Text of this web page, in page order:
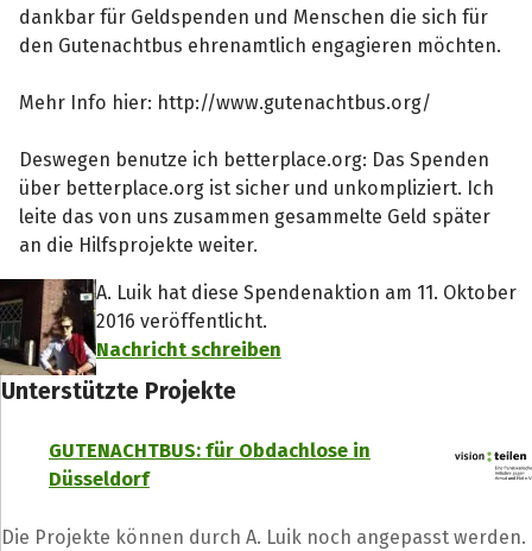
dankbar für Geldspenden und Menschen die sich für
den Gutenachtbus ehrenamtlich engagieren möchten.
Mehr Info hier: http://www.gutenachtbus.org/
Deswegen benutze ich betterplace.org: Das Spenden
über betterplace.org ist sicher und unkompliziert. Ich
leite das von uns zusammen gesammelte Geld später
an die Hilfsprojekte weiter.
A. Luik hat diese Spendenaktion am 11. Oktober
2016 veröffentlicht.
Nachricht schreiben
Unterstützte Projekte
GUTENACHTBUS: für Obdachlose in
Düsseldorf
Die Projekte können durch A. Luik noch angepasst werden.
Teile die Spendenaktion